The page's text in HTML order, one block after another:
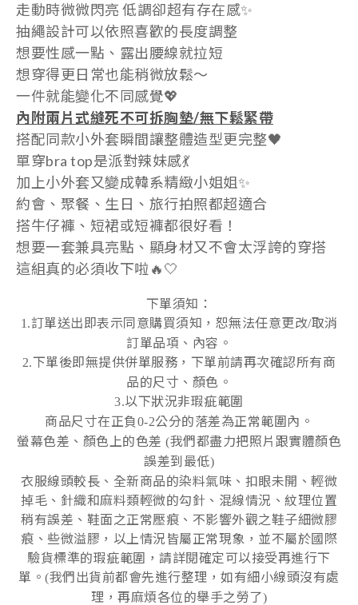
走動時微微閃亮 低調卻超有存在感✨
抽繩設計可以依照喜歡的長度調整
想要性感一點、露出腰線就拉短
想穿得更日常也能稍微放鬆～
一件就能變化不同感覺💖
內附兩片式縫死不可拆胸墊/無下鬆緊帶
搭配同款小外套瞬間讓整體造型更完整🖤
單穿bra top是派對辣妹感💃
加上小外套又變成韓系精緻小姐姐✨
約會、聚餐、生日、旅行拍照都超適合
搭牛仔褲、短裙或短褲都很好看！
想要一套兼具亮點、顯身材又不會太浮誇的穿搭
這組真的必須收下啦🔥🤍
下單須知：
1.訂單送出即表示同意購買須知，恕無法任意更改/取消
訂單品項、內容。
2.下單後即無提供併單服務，下單前請再次確認所有商
品的尺寸、顏色。
3.以下狀況非瑕疵範圍
商品尺寸在正負0-2公分的落差為正常範圍內。
螢幕色差 、 顏色上的色差 (我們都盡力把照片跟實體顏色
誤差到最低)
衣服線頭較長、全新商品的染料氣味、扣眼未開、輕微
掉毛、針織和麻料類輕微的勾針、混線情況、紋理位置
稍有誤差、鞋面之正常壓痕、不影響外觀之鞋子細微膠
痕、些微溢膠，以上情況皆屬正常現象，並不屬於國際
驗貨標準的瑕疵範圍，請詳閱確定可以接受再進行下
單。(我們出貨前都會先進行整理，如有細小線頭沒有處
理，再麻煩各位的舉手之勞了)